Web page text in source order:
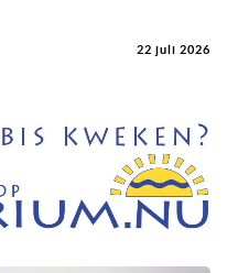
22 juli 2026